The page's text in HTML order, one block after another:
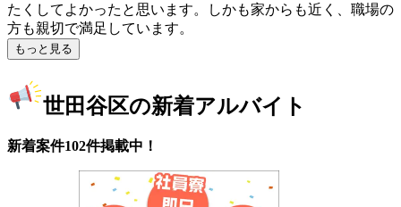
たくしてよかったと思います。しかも家からも近く、職場の
方も親切で満足しています。
もっと見る
世田谷区の新着アルバイト
新着案件102件掲載中！